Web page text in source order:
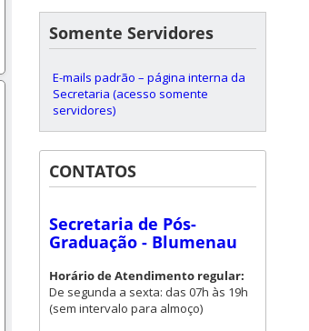
Somente Servidores
E-mails padrão – página interna da
Secretaria (acesso somente
servidores)
CONTATOS
Secretaria de Pós-
Graduação - Blumenau
Horário de Atendimento regular:
De segunda a sexta: das 07h às 19h
(sem intervalo para almoço)